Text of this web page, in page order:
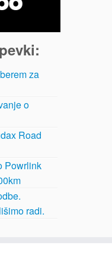
za
o
Road
Powrlink
radi.